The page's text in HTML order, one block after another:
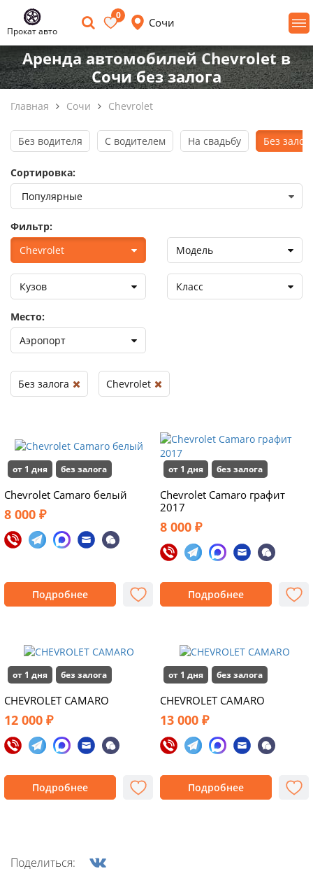
Прокат авто
0
Сочи
Аренда автомобилей Chevrolet в
Сочи без залога
Главная Сочи Chevrolet
от 1 дня без залога
Chevrolet Camaro белый
8 000 ₽
Подробнее
от 1 дня без залога
Chevrolet Camaro графит
2017
8 000 ₽
Подробнее
от 1 дня без залога
CHEVROLET CAMARO
12 000 ₽
Подробнее
от 1 дня без залога
CHEVROLET CAMARO
13 000 ₽
Подробнее
Поделиться:
Без водителя С водителем На свадьбу Без
Сортировка:
Фильтр:
Chevrolet
Модель
Кузов Класс
Место:
Аэропорт
Без залога Chevrolet